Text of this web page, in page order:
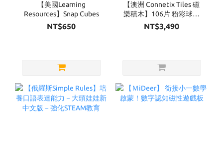
【美國Learning
Resources】Snap Cubes
NT$650
【澳洲 Connetix Tiles 磁
樂積木】106片 粉彩球道
延伸組
NT$3,490